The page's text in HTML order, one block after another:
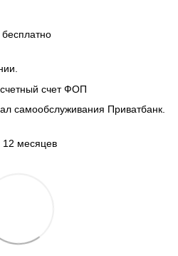
счет ФОП
самообслуживания Приватбанк.
12 месяцев